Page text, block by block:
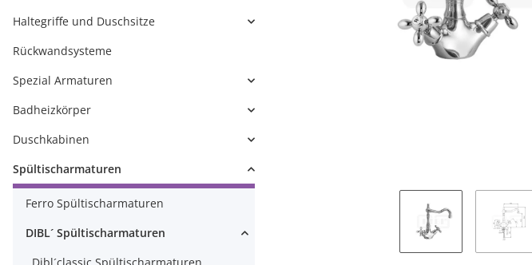
Haltegriffe und Duschsitze
Rückwandsysteme
Spezial Armaturen
Badheizkörper
Duschkabinen
Spültischarmaturen
Ferro Spültischarmaturen
DIBL´ Spültischarmaturen